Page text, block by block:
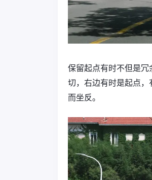
保留起点有时不但是
切，右边有时是起点
而坐反。